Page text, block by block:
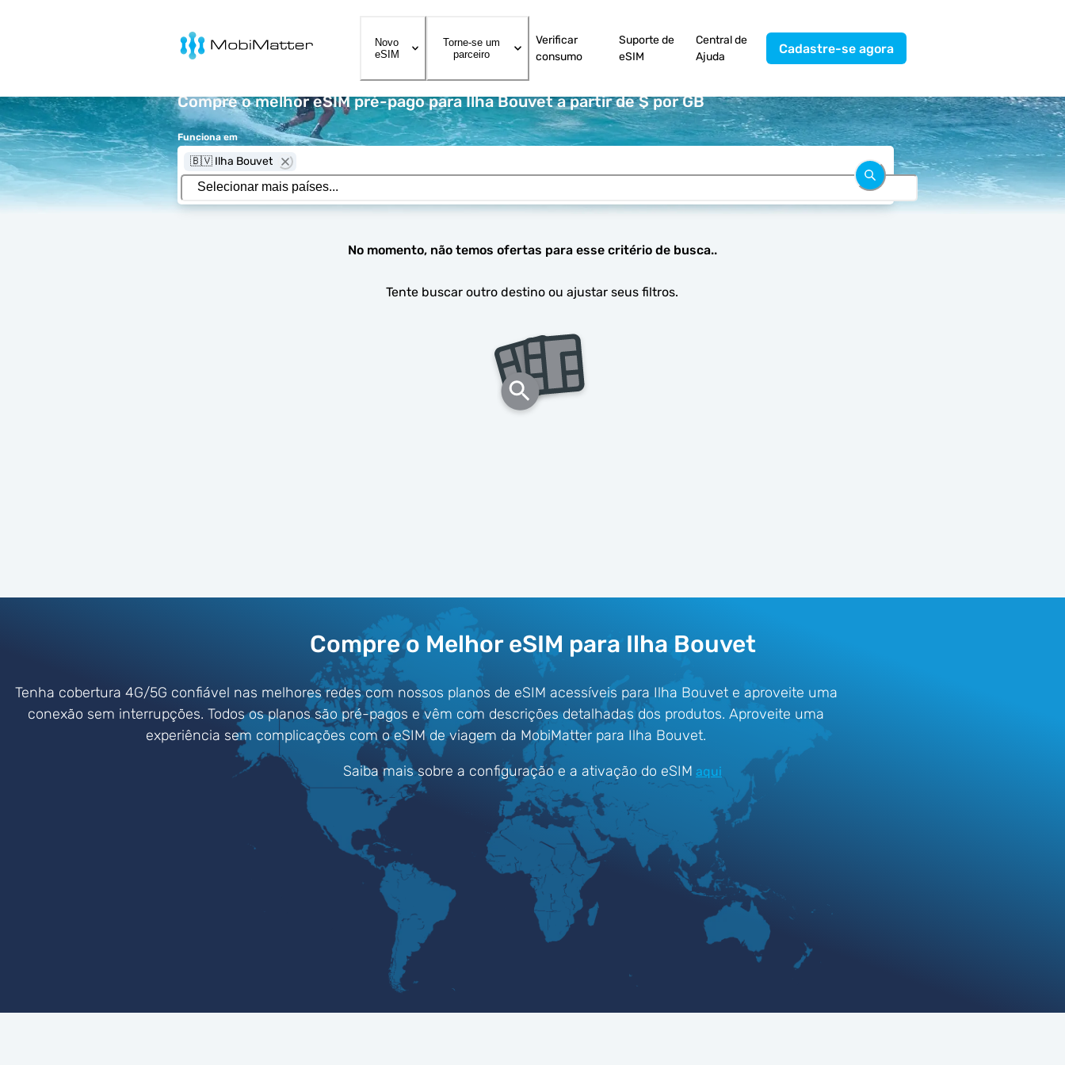
MobiMatter
Novo
eSIM
Torne-se um
parceiro
Verificar
consumo
Suporte de
eSIM
Central de
Ajuda
Cadastre-se agora
Compre o melhor eSIM pré-pago para Ilha Bouvet a partir de $ por GB
Funciona em
🇧🇻 Ilha Bouvet
No momento, não temos ofertas para esse critério de busca..
Tente buscar outro destino ou ajustar seus filtros.
Compre o Melhor eSIM para Ilha Bouvet
Tenha cobertura 4G/5G confiável nas melhores redes com nossos planos de eSIM acessíveis para Ilha Bouvet e aproveite uma
conexão sem interrupções. Todos os planos são pré-pagos e vêm com descrições detalhadas dos produtos. Aproveite uma
experiência sem complicações com o eSIM de viagem da MobiMatter para Ilha Bouvet.
Saiba mais sobre a configuração e a ativação do eSIM aqui